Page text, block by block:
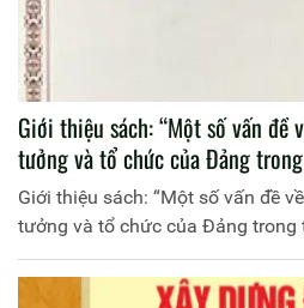
Giới thiệu sách: “Một số vấn đề
tưởng và tổ chức của Đảng
Giới thiệu sách: “Một số vấn đề
tưởng và tổ chức của Đảng trong